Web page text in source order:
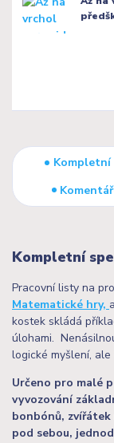
Kompletní
Kompletní
Pracovní listy na
Matematické hry,
kostek skládá
úlohami.
logické myšlení,
Určeno pro malé
vyvozování
bonbónů,
pod sebou,